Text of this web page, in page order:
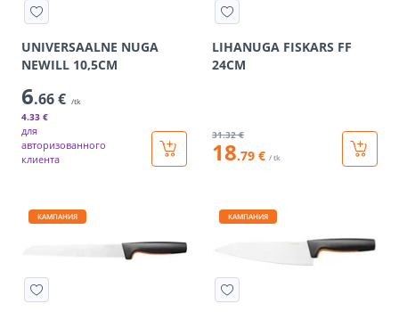
UNIVERSAALNE NUGA
NEWILL 10,5CM
6.66 € /tk
4.33 €
для
авторизованного
клиента
LIHANUGA FISKARS FF
24CM
31.32 €
18.79 € / tk
КАМПАНИЯ КАМПАНИЯ